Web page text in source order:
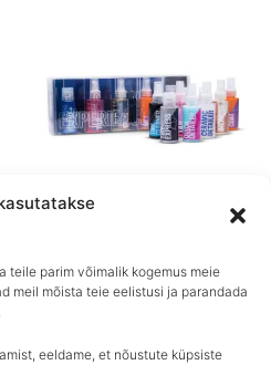
teile parim võimalik kogemus meie
meil mõista teie eelistusi ja parandada
eeldame, et nõustute küpsiste
GYEON Q²M Experience Set
€ 46.90